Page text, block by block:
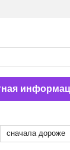
сначала дороже